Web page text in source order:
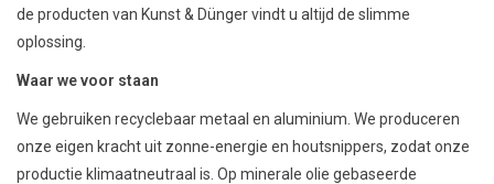
de producten van Kunst & Dünger vindt u altijd de slimme
oplossing.
Waar we voor staan
We gebruiken recyclebaar metaal en aluminium. We produceren
onze eigen kracht uit zonne-energie en houtsnippers, zodat onze
productie klimaatneutraal is. Op minerale olie gebaseerde